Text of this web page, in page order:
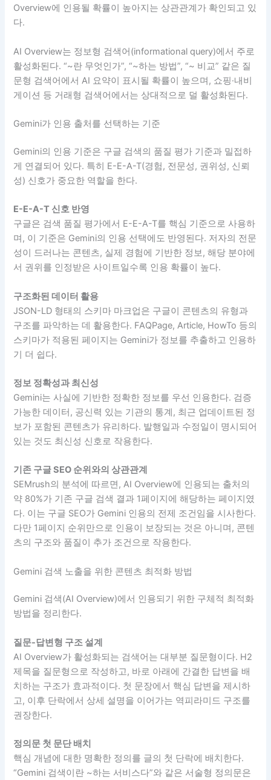
Overview에 인용될 확률이 높아지는 상관관계가 확인되고 있
다.
AI Overview는 정보형 검색어(informational query)에서 주로
활성화된다. “~란 무엇인가”, “~하는 방법”, “~ 비교” 같은 질
문형 검색어에서 AI 요약이 표시될 확률이 높으며, 쇼핑·내비
게이션 등 거래형 검색어에서는 상대적으로 덜 활성화된다.
Gemini가 인용 출처를 선택하는 기준
Gemini의 인용 기준은 구글 검색의 품질 평가 기준과 밀접하
게 연결되어 있다. 특히 E-E-A-T(경험, 전문성, 권위성, 신뢰
성) 신호가 중요한 역할을 한다.
E-E-A-T 신호 반영
구글은 검색 품질 평가에서 E-E-A-T를 핵심 기준으로 사용하
며, 이 기준은 Gemini의 인용 선택에도 반영된다. 저자의 전문
성이 드러나는 콘텐츠, 실제 경험에 기반한 정보, 해당 분야에
서 권위를 인정받은 사이트일수록 인용 확률이 높다.
구조화된 데이터 활용
JSON-LD 형태의 스키마 마크업은 구글이 콘텐츠의 유형과
구조를 파악하는 데 활용한다. FAQPage, Article, HowTo 등의
스키마가 적용된 페이지는 Gemini가 정보를 추출하고 인용하
기 더 쉽다.
정보 정확성과 최신성
Gemini는 사실에 기반한 정확한 정보를 우선 인용한다. 검증
가능한 데이터, 공신력 있는 기관의 통계, 최근 업데이트된 정
보가 포함된 콘텐츠가 유리하다. 발행일과 수정일이 명시되어
있는 것도 최신성 신호로 작용한다.
기존 구글 SEO 순위와의 상관관계
SEMrush의 분석에 따르면, AI Overview에 인용되는 출처의
약 80%가 기존 구글 검색 결과 1페이지에 해당하는 페이지였
다. 이는 구글 SEO가 Gemini 인용의 전제 조건임을 시사한다.
다만 1페이지 순위만으로 인용이 보장되는 것은 아니며, 콘텐
츠의 구조와 품질이 추가 조건으로 작용한다.
Gemini 검색 노출을 위한 콘텐츠 최적화 방법
Gemini 검색(AI Overview)에서 인용되기 위한 구체적 최적화
방법을 정리한다.
질문-답변형 구조 설계
AI Overview가 활성화되는 검색어는 대부분 질문형이다. H2
제목을 질문형으로 작성하고, 바로 아래에 간결한 답변을 배
치하는 구조가 효과적이다. 첫 문장에서 핵심 답변을 제시하
고, 이후 단락에서 상세 설명을 이어가는 역피라미드 구조를
권장한다.
정의문 첫 문단 배치
핵심 개념에 대한 명확한 정의를 글의 첫 단락에 배치한다.
“Gemini 검색이란 ~하는 서비스다”와 같은 서술형 정의문은